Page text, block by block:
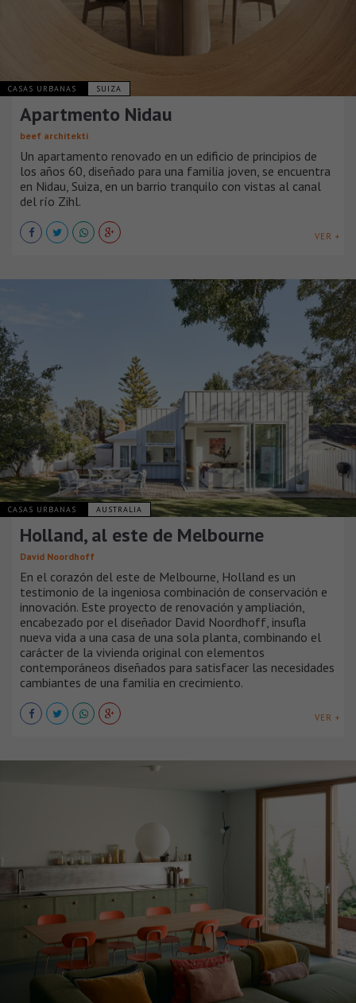
CASAS URBANAS SUIZA
Apartmento Nidau
beef architekti
Un apartamento renovado en un edificio de principios de
los años 60, diseñado para una familia joven, se encuentra
en Nidau, Suiza, en un barrio tranquilo con vistas al canal
del río Zihl.
VER +
CASAS URBANAS AUSTRALIA
Holland, al este de Melbourne
David Noordhoff
En el corazón del este de Melbourne, Holland es un
testimonio de la ingeniosa combinación de conservación e
innovación. Este proyecto de renovación y ampliación,
encabezado por el diseñador David Noordhoff, insufla
nueva vida a una casa de una sola planta, combinando el
carácter de la vivienda original con elementos
contemporáneos diseñados para satisfacer las necesidades
cambiantes de una familia en crecimiento.
VER +